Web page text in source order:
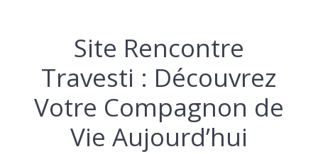
Site Rencontre
Travesti : Découvrez
Votre Compagnon de
Vie Aujourd’hui